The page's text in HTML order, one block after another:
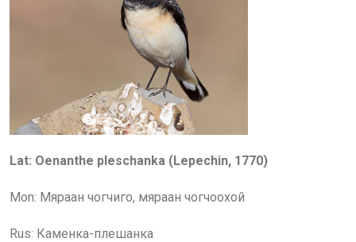
Lat: Oenanthe pleschanka (Lepechin, 1770)
Mon: Мяраан чогчиго, мяраан чогчоохой
Rus: Каменка-плешанка